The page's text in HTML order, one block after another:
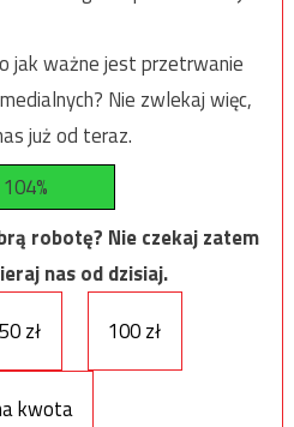
jak ważne jest przetrwanie
Nie zwlekaj więc,
już od teraz.
104%
robotę? Nie czekaj zatem
nas od dzisiaj.
50 zł 100 zł
kwota